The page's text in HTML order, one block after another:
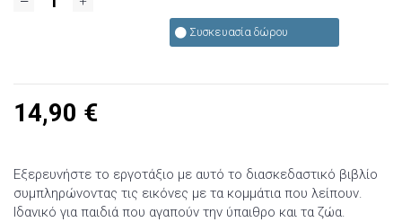
Συσκευασία δώρου
14,90 €
Εξερευνήστε το εργοτάξιο με αυτό το διασκεδαστικό βιβλίο
συμπληρώνοντας τις εικόνες με τα κομμάτια που λείπουν.
Ιδανικό για παιδιά που αγαπούν την ύπαιθρο και τα ζώα.